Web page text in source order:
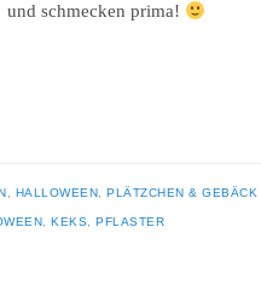
und schmecken prima!
HALLOWEEN ,PLÄTZCHEN & GEBÄCK
,KEKS ,PFLASTER